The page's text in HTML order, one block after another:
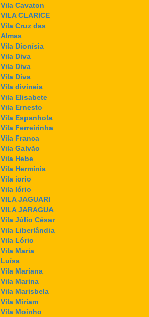
Vila Cavaton
VILA CLARICE
Vila Cruz das
Almas
Vila Dionísia
Vila Diva
Vila Diva
Vila Diva
Vila divineia
Vila Elisabete
Vila Ernesto
Vila Espanhola
Vila Ferreirinha
Vila Franca
Vila Galvão
Vila Hebe
Vila Hermínia
Vila iorio
Vila Iório
VILA JAGUARI
VILA JARAGUA
Vila Júlio César
Vila Liberlândia
Vila Lório
Vila Maria
Luísa
Vila Mariana
Vila Marina
Vila Marisbela
Vila Miriam
Vila Moinho